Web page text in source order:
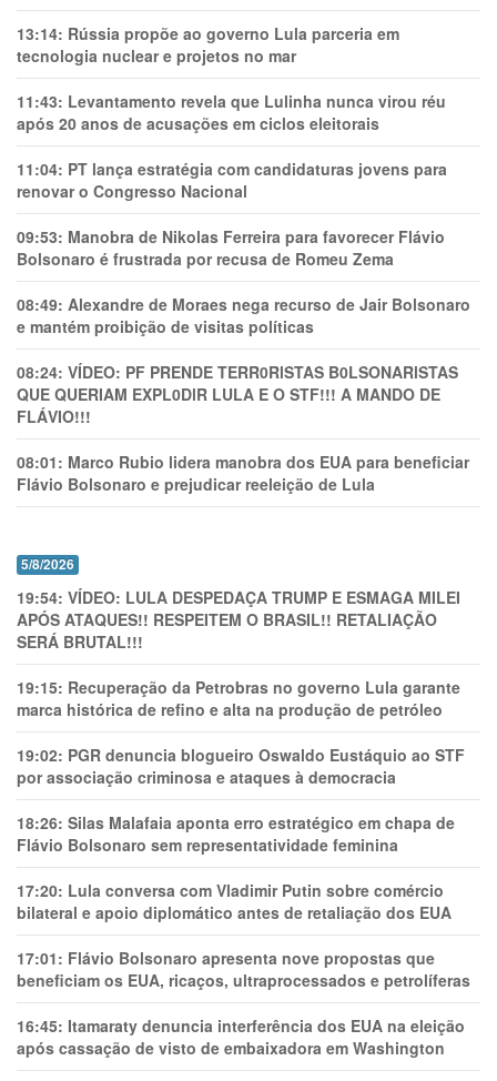
13:14: Rússia propõe ao governo Lula parceria em
tecnologia nuclear e projetos no mar
11:43: Levantamento revela que Lulinha nunca virou réu
após 20 anos de acusações em ciclos eleitorais
11:04: PT lança estratégia com candidaturas jovens para
renovar o Congresso Nacional
09:53: Manobra de Nikolas Ferreira para favorecer Flávio
Bolsonaro é frustrada por recusa de Romeu Zema
08:49: Alexandre de Moraes nega recurso de Jair Bolsonaro
e mantém proibição de visitas políticas
08:24: VÍDEO: PF PRENDE TERR0RlSTAS B0LSONARlSTAS
QUE QUERIAM EXPL0DlR LULA E O STF!!! A MANDO DE
FLÁVIO!!!
08:01: Marco Rubio lidera manobra dos EUA para beneficiar
Flávio Bolsonaro e prejudicar reeleição de Lula
5/8/2026
19:54: VÍDEO: LULA DESPEDAÇA TRUMP E ESMAGA MILEI
APÓS ATAQUES!! RESPEITEM O BRASIL!! RETALIAÇÃO
SERÁ BRUTAL!!!
19:15: Recuperação da Petrobras no governo Lula garante
marca histórica de refino e alta na produção de petróleo
19:02: PGR denuncia blogueiro Oswaldo Eustáquio ao STF
por associação criminosa e ataques à democracia
18:26: Silas Malafaia aponta erro estratégico em chapa de
Flávio Bolsonaro sem representatividade feminina
17:20: Lula conversa com Vladimir Putin sobre comércio
bilateral e apoio diplomático antes de retaliação dos EUA
17:01: Flávio Bolsonaro apresenta nove propostas que
beneficiam os EUA, ricaços, ultraprocessados e petrolíferas
16:45: Itamaraty denuncia interferência dos EUA na eleição
após cassação de visto de embaixadora em Washington